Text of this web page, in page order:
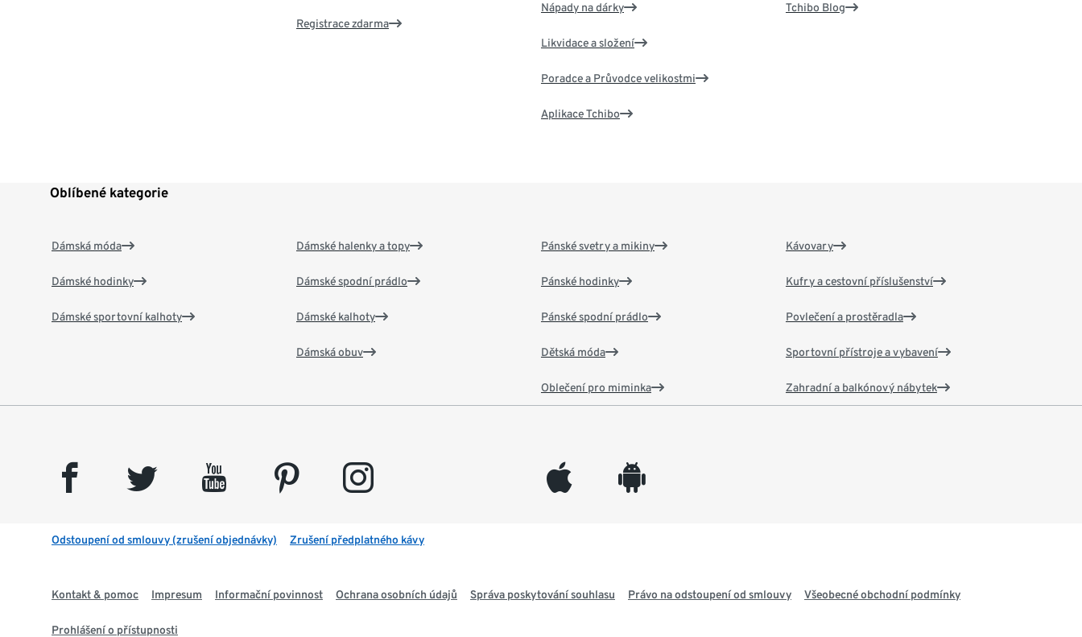
Registrace zdarma
Nápady na dárky
Likvidace a složení
Poradce a Průvodce velikostmi
Aplikace Tchibo
Tchibo Blog
Oblíbené kategorie
Dámská móda
Dámské hodinky
Dámské sportovní kalhoty
Dámské halenky a topy
Dámské spodní prádlo
Dámské kalhoty
Dámská obuv
Pánské svetry a mikiny
Pánské hodinky
Pánské spodní prádlo
Dětská móda
Oblečení pro miminka
Kávovary
Kufry a cestovní příslušenství
Povlečení a prostěradla
Sportovní přístroje a vybavení
Zahradní a balkónový nábytek
facebook twitter youtube pinterest instagram appleinc android
Odstoupení od smlouvy (zrušení objednávky) Zrušení předplatného kávy
Kontakt & pomoc Impresum Informační povinnost Ochrana osobních údajů Správa poskytování souhlasu Právo na odstoupení od smlouvy Všeobecné obchodní podmínky
Prohlášení o přístupnosti